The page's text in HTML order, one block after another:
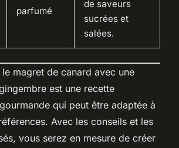
parfumé
de saveurs
sucrées et
salées.
magret de canard avec une
est une recette
qui peut être adaptée à
Avec les conseils et les
vous serez en mesure de créer